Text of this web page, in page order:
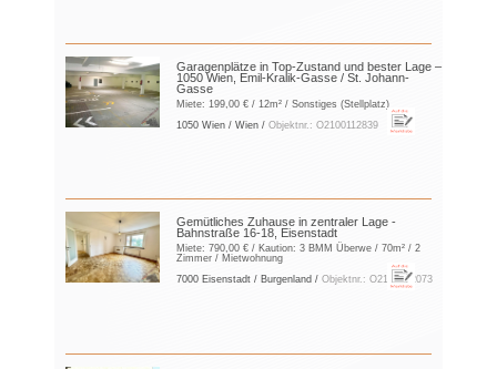
Garagenplätze in Top-Zustand und bester Lage –
1050 Wien, Emil-Kralik-Gasse / St. Johann-
Gasse
Miete: 199,00 € / 12m² / Sonstiges (Stellplatz)
1050 Wien / Wien / Objektnr.: O2100112839
Gemütliches Zuhause in zentraler Lage -
Bahnstraße 16-18, Eisenstadt
Miete: 790,00 € / Kaution: 3 BMM Überwe / 70m² / 2
Zimmer / Mietwohnung
7000 Eisenstadt / Burgenland / Objektnr.: O2100162073